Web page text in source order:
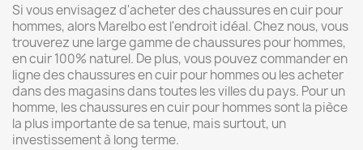
Si vous envisagez d'acheter des chaussures en cuir pour
hommes, alors Marelbo est l'endroit idéal. Chez nous, vous
trouverez une large gamme de chaussures pour hommes,
en cuir 100% naturel. De plus, vous pouvez commander en
ligne des chaussures en cuir pour hommes ou les acheter
dans des magasins dans toutes les villes du pays. Pour un
homme, les chaussures en cuir pour hommes sont la pièce
la plus importante de sa tenue, mais surtout, un
investissement à long terme.